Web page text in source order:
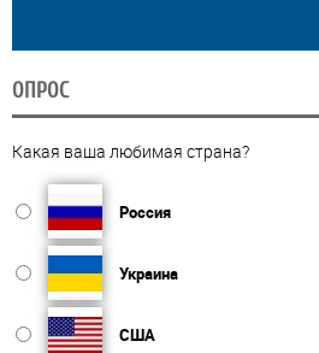
ОПРОС
Какая ваша любимая страна?
Россия
Украина
США